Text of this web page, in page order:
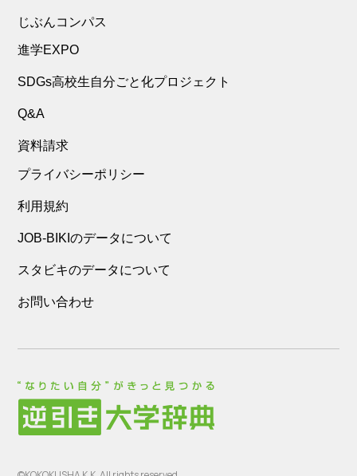
じぶんコンパス
進学EXPO
SDGs高校生自分ごと化プロジェクト
Q&A
資料請求
プライバシーポリシー
利用規約
JOB-BIKIのデータについて
スタビキのデータについて
お問い合わせ